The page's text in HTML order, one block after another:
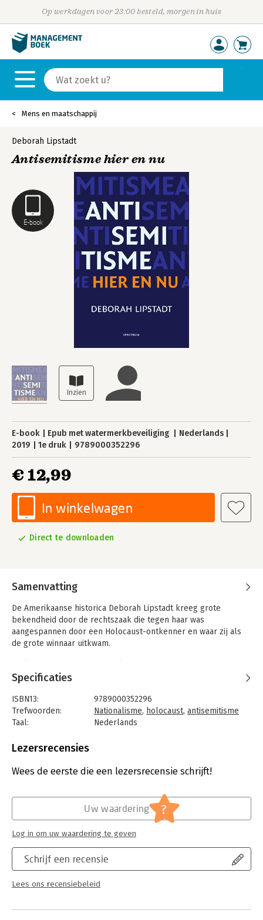
Op werkdagen voor 23:00 besteld, morgen in huis
Mens en maatschappij
E-book
Deborah Lipstadt
Antisemitisme hier en nu
E-book Epub met watermerkbeveiliging
Nederlands
2019
1e druk 9789000352296
€ 12,99
In winkelwagen
Direct te downloaden
Samenvatting
De Amerikaanse historica Deborah Lipstadt kreeg grote
bekendheid door de rechtszaak die tegen haar was
aangespannen door een Holocaust-ontkenner en waar zij als
de grote winnaar uitkwam.
opkomen. Keren we terug naar de periode van giftige haat uit
de jaren 30? Lipstadt laat op overtuigende wijze zien dat die
vergelijking (gelukkig) niet opgaat maar waarschuwt
tegelijkertijd voor een nieuw soort antisemitisme met
potentieel net zo'n destructieve kracht.
In 'Antisemitisme hier en nu' bespreekt Lipstadt de sterke
opkomst van het rechtse nationalisme, het islamitische
extremisme en anti-Israëlische retoriek. Ze legt verbanden
met de toegenomen ontkenning van de Holocaust, het
en de toenemende anti-Joodse houding onder de jeugd.
Specificaties
ISBN13:
9789000352296
Trefwoorden:
Nationalisme, holocaust, antisemitisme
Taal:
Nederlands
Beveiliging:
Aantal pagina's:
336
Verschijningsdatum:
15-1-2019
Hoofdrubriek:
Lezersrecensies
Wees de eerste die een lezersrecensie schrijft!
Schrijf een recensie
Lees ons recensiebeleid
Uw waardering ?
Log in om uw waardering te geven